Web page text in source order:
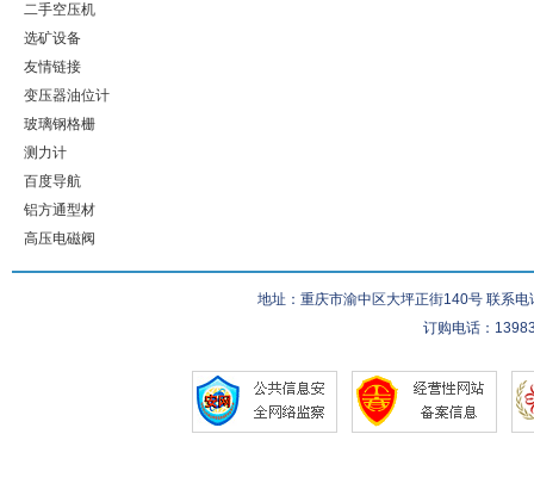
二手空压机
选矿设备
友情链接
变压器油位计
玻璃钢格栅
测力计
百度导航
铝方通型材
高压电磁阀
地址：重庆市渝中区大坪正街140号 联系
订购电话：